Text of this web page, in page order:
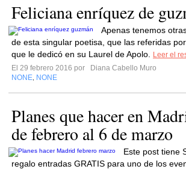
Feliciana enríquez de
Apenas tenemos
de esta singular poetisa, que las referidas
que le dedicó en su Laurel de Apolo.
Leer el
El 29 febrero 2016 por
Diana Cabello Muro
NONE NONE
Planes que hacer en
de febrero al 6 de marzo
Este post tiene
regalo entradas GRATIS para uno de los